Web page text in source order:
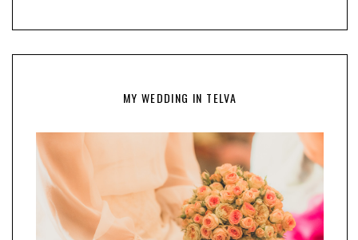
MY WEDDING IN TELVA